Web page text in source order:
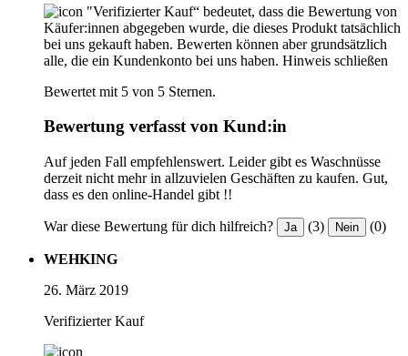
"Verifizierter Kauf“ bedeutet, dass die Bewertung von
Käufer:innen abgegeben wurde, die dieses Produkt tatsächlich
bei uns gekauft haben. Bewerten können aber grundsätzlich
alle, die ein Kundenkonto bei uns haben. Hinweis schließen
Bewertet mit 5 von 5 Sternen.
Bewertung verfasst von Kund:in
Auf jeden Fall empfehlenswert. Leider gibt es Waschnüsse
derzeit nicht mehr in allzuvielen Geschäften zu kaufen. Gut,
dass es den online-Handel gibt !!
War diese Bewertung für dich hilfreich? Ja (3) Nein (0)
WEHKING
26. März 2019
Verifizierter Kauf